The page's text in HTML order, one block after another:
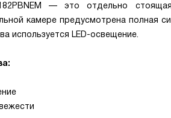
— это отдельно
камере предусмотрена полная
используется LED-освещение.